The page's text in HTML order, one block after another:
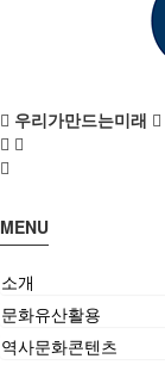
우리가만드는미래
MENU
소개
문화유산활용
역사문화콘텐츠